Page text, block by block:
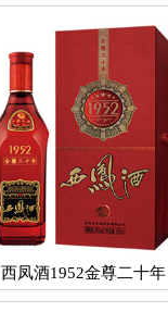
西凤酒1952金尊二十年